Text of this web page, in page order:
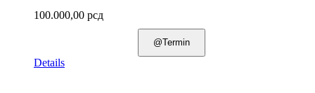
100.000,00 рсд
@Termin
Details